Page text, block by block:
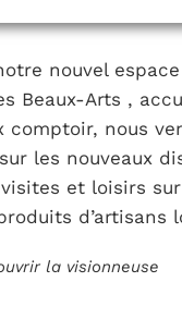
nouvel
Beaux-Arts ,
comptoir, nous
les nouveaux
et loisirs
d’artisans
la visionneuse